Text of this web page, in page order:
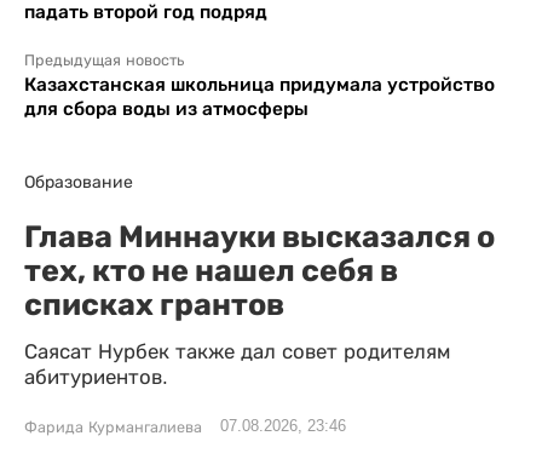
падать второй год подряд
Предыдущая новость
Казахстанская школьница придумала устройство
для сбора воды из атмосферы
Образование
Глава Миннауки высказался о
тех, кто не нашел себя в
списках грантов
Саясат Нурбек также дал совет родителям
абитуриентов.
Фарида Курмангалиева 07.08.2026, 23:46